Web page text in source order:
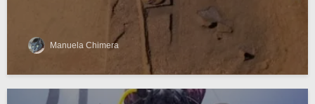
Manuela Chimera